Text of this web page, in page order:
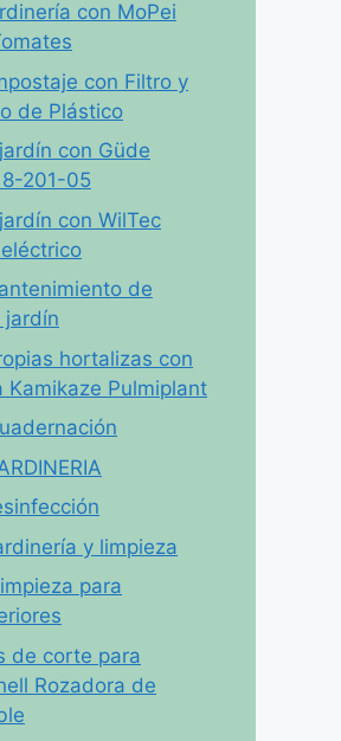
con MoPei
con Filtro y
de Plástico
con Güde
201-05
con WilTec
de
jardín
hortalizas con
Kamikaze Pulmiplant
y limpieza
para
de corte para
Rozadora de